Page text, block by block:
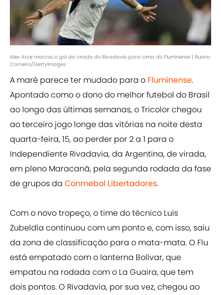
Alex Arce marcou o gol da virada do Rivadavia para cima do Fluminense | Ruano
Carneiro/GettyImages
A maré parece ter mudado para o Fluminense.
Apontado como o dono do melhor futebol do Brasil
ao longo das últimas semanas, o Tricolor chegou
ao terceiro jogo longe das vitórias na noite desta
quarta-feira, 15, ao perder por 2 a 1 para o
Independiente Rivadavia, da Argentina, de virada,
em pleno Maracanã, pela segunda rodada da fase
de grupos da Conmebol Libertadores.
Com o novo tropeço, o time do técnico Luis
Zubeldía continuou com um ponto e, com isso, saiu
da zona de classificação para o mata-mata. O Flu
está empatado com o lanterna Bolívar, que
empatou na rodada com o La Guaira, que tem
dois pontos. O Rivadavia, por sua vez, chegou ao